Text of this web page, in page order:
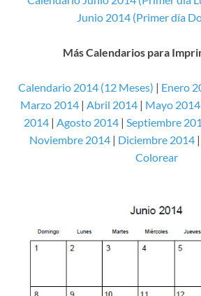
Junio 2014 (Primer día
Más Calendarios para
Calendario 2014 (12 Meses) | Enero
Marzo 2014 | Abril 2014 | Mayo 2014
2014| Agosto 2014| Septiembre
Noviembre 2014| Diciembre 2014|
Colorear